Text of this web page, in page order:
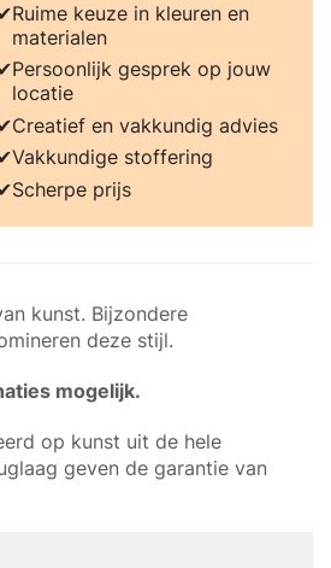
Ruime keuze in kleuren en
materialen
Persoonlijk gesprek op jouw
locatie
Creatief en vakkundig advies
Vakkundige stoffering
Scherpe prijs
kunst. Bijzondere
deze stijl.
mogelijk.
op kunst uit de hele
geven de garantie van